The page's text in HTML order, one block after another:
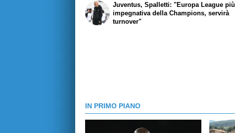
Juventus, Spalletti: "Europa League più
impegnativa della Champions, servirà
turnover"
IN PRIMO PIANO